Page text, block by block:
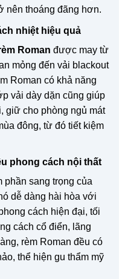
nên thoáng đãng hơn.
nhiệt hiệu quả
Roman được may từ
mỏng đến vải blackout
Roman có khả năng
vải dày dặn cũng giúp
giữ cho phòng ngủ mát
đông, từ đó tiết kiệm
phong cách nội thất
sang trọng của
dễ dàng hài hòa với
cách hiện đại, tối
cách cổ điển, lãng
rèm Roman đều có
thể hiện gu thẩm mỹ